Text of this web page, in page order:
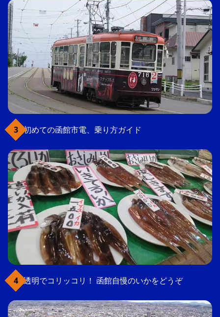
初めての函館市電、乗り方ガイド
透明でコリッコリ！ 函館自慢のいかをどうぞ